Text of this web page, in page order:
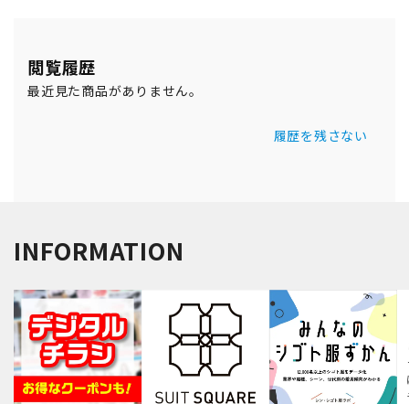
閲覧履歴
最近見た商品がありません。
履歴を残さない
INFORMATION